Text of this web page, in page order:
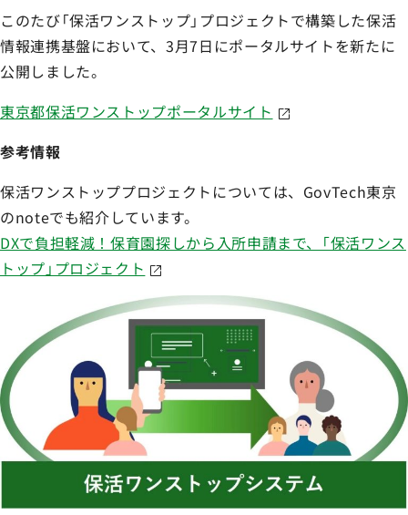
このたび「保活ワンストップ」プロジェクトで構築した保活
情報連携基盤において、3月7日にポータルサイトを新たに
公開しました。
東京都保活ワンストップポータルサイト
参考情報
保活ワンストッププロジェクトについては、GovTech東京
のnoteでも紹介しています。
DXで負担軽減！保育園探しから入所申請まで、「保活ワンス
トップ」プロジェクト